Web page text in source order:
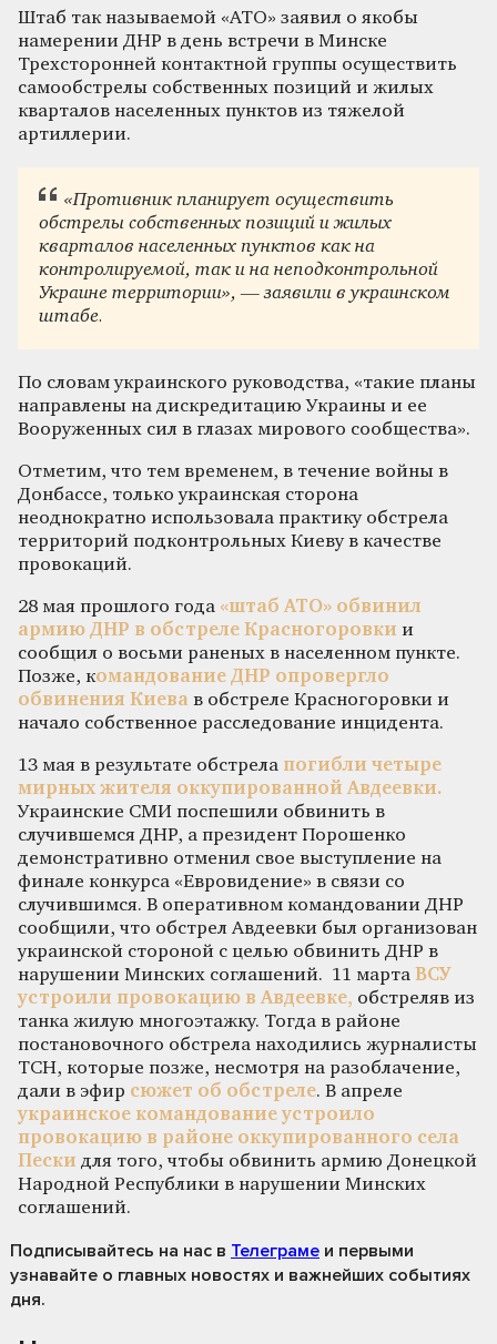
Штаб так называемой «АТО» заявил о якобы
намерении ДНР в день встречи в Минске
Трехсторонней контактной группы осуществить
самообстрелы собственных позиций и жилых
кварталов населенных пунктов из тяжелой
артиллерии.
«Противник планирует осуществить
обстрелы собственных позиций и жилых
кварталов населенных пунктов как на
контролируемой, так и на неподконтрольной
Украине территории», — заявили в украинском
штабе.
По словам украинского руководства, «такие планы
направлены на дискредитацию Украины и ее
Вооруженных сил в глазах мирового сообщества».
Отметим, что тем временем, в течение войны в
Донбассе, только украинская сторона
неоднократно использовала практику обстрела
территорий подконтрольных Киеву в качестве
провокаций.
28 мая прошлого года «штаб АТО» обвинил
армию ДНР в обстреле Красногоровки и
сообщил о восьми раненых в населенном пункте.
Позже, командование ДНР опровергло
обвинения Киева в обстреле Красногоровки и
начало собственное расследование инцидента.
13 мая в результате обстрела погибли четыре
мирных жителя оккупированной Авдеевки.
Украинские СМИ поспешили обвинить в
случившемся ДНР, а президент Порошенко
демонстративно отменил свое выступление на
финале конкурса «Евровидение» в связи со
случившимся. В оперативном командовании ДНР
сообщили, что обстрел Авдеевки был организован
украинской стороной с целью обвинить ДНР в
нарушении Минских соглашений. 11 марта ВСУ
устроили провокацию в Авдеевке, обстреляв из
танка жилую многоэтажку. Тогда в районе
постановочного обстрела находились журналисты
ТСН, которые позже, несмотря на разоблачение,
дали в эфир сюжет об обстреле. В апреле
украинское командование устроило
провокацию в районе оккупированного села
Пески для того, чтобы обвинить армию Донецкой
Народной Республики в нарушении Минских
соглашений.
Подписывайтесь на нас в Телеграме и первыми
узнавайте о главных новостях и важнейших событиях
дня.